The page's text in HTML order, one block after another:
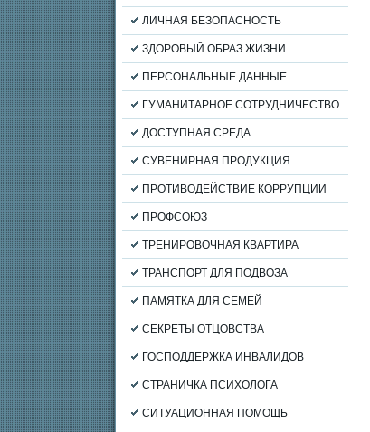
ЛИЧНАЯ БЕЗОПАСНОСТЬ
ЗДОРОВЫЙ ОБРАЗ ЖИЗНИ
ПЕРСОНАЛЬНЫЕ ДАННЫЕ
ГУМАНИТАРНОЕ СОТРУДНИЧЕСТВО
ДОСТУПНАЯ СРЕДА
СУВЕНИРНАЯ ПРОДУКЦИЯ
ПРОТИВОДЕЙСТВИЕ КОРРУПЦИИ
ПРОФСОЮЗ
ТРЕНИРОВОЧНАЯ КВАРТИРА
ТРАНСПОРТ ДЛЯ ПОДВОЗА
ПАМЯТКА ДЛЯ СЕМЕЙ
СЕКРЕТЫ ОТЦОВСТВА
ГОСПОДДЕРЖКА ИНВАЛИДОВ
СТРАНИЧКА ПСИХОЛОГА
СИТУАЦИОННАЯ ПОМОЩЬ